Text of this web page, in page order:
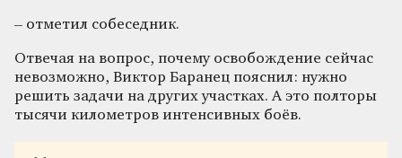
– отметил собеседник.
Отвечая на вопрос, почему освобождение сейчас
невозможно, Виктор Баранец пояснил: нужно
решить задачи на других участках. А это полторы
тысячи километров интенсивных боёв.